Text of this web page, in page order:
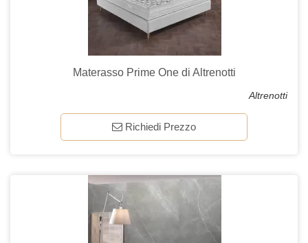
Materasso Prime One di Altrenotti
Altrenotti
Richiedi Prezzo